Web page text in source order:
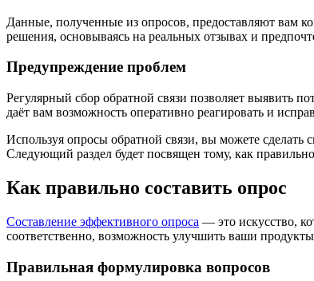
Данные, полученные из опросов, предоставляют вам
решения, основываясь на реальных отзывах и
Предупреждение проблем
Регулярный сбор обратной связи позволяет выявить
даёт вам возможность оперативно реагировать и
Используя опросы обратной связи, вы можете сделать
Следующий раздел будет посвящен тому, как
Как правильно составить опрос
Составление эффективного опроса — это искусство,
соответственно, возможность улучшить ваши
Правильная формулировка вопросов